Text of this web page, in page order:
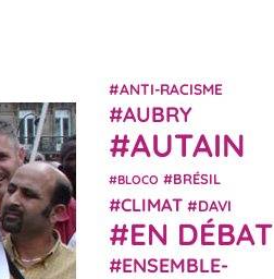
ANTI-RACISME
AUBRY
AUTAIN
BLOCO BRÉSIL
CLIMAT DAVI
EN DÉBAT
ENSEMBLE-